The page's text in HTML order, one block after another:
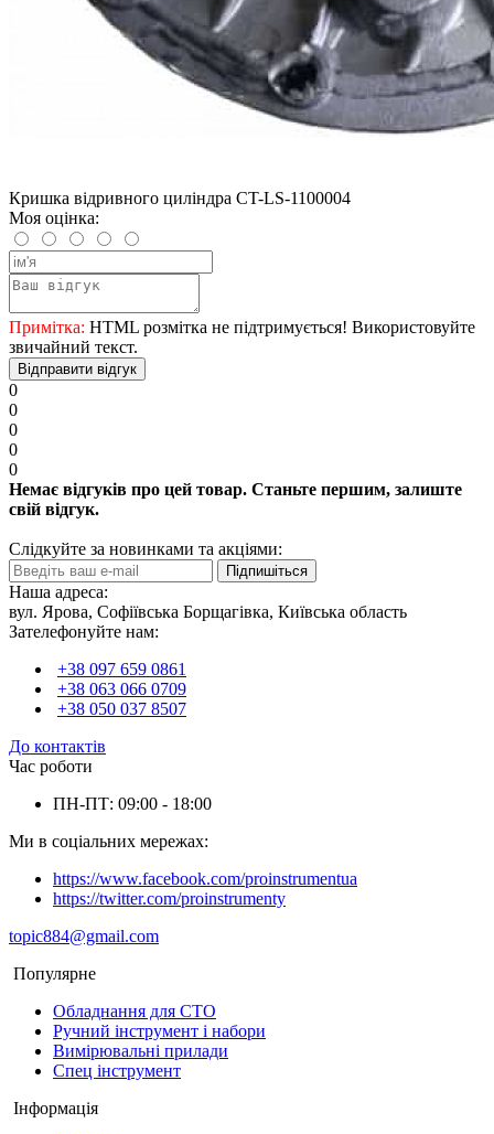
Кришка відривного циліндра CT-LS-1100004
Моя оцінка:
Примітка: HTML розмітка не підтримується! Використовуйте
звичайний текст.
Відправити відгук
0
0
0
0
0
Немає відгуків про цей товар. Станьте першим, залиште
свій відгук.
Слідкуйте за новинками та акціями:
Підпишіться
Наша адреса:
вул. Ярова, Софіївська Борщагівка, Київська область
Зателефонуйте нам:
+38 097 659 0861
+38 063 066 0709
+38 050 037 8507
До контактів
Час роботи
ПН-ПТ: 09:00 - 18:00
Ми в соціальних мережах:
https://www.facebook.com/proinstrumentua
https://twitter.com/proinstrumenty
topic884@gmail.com
Популярне
Обладнання для СТО
Ручний інструмент і набори
Вимірювальні прилади
Спец інструмент
Інформація